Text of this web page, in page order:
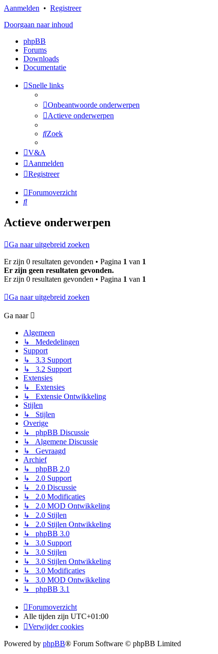
Aanmelden • Registreer
Doorgaan naar inhoud
phpBB
Forums
Downloads
Documentatie
Snelle links
Onbeantwoorde onderwerpen
Actieve onderwerpen
Zoek
V&A
Aanmelden
Registreer
Forumoverzicht
Zoek
Actieve onderwerpen
Ga naar uitgebreid zoeken
Er zijn 0 resultaten gevonden • Pagina 1 van 1
Er zijn geen resultaten gevonden.
Er zijn 0 resultaten gevonden • Pagina 1 van 1
Ga naar uitgebreid zoeken
Ga naar
Algemeen
↳ Mededelingen
Support
↳ 3.3 Support
↳ 3.2 Support
Extensies
↳ Extensies
↳ Extensie Ontwikkeling
Stijlen
↳ Stijlen
Overige
↳ phpBB Discussie
↳ Algemene Discussie
↳ Gevraagd
Archief
↳ phpBB 2.0
↳ 2.0 Support
↳ 2.0 Discussie
↳ 2.0 Modificaties
↳ 2.0 MOD Ontwikkeling
↳ 2.0 Stijlen
↳ 2.0 Stijlen Ontwikkeling
↳ phpBB 3.0
↳ 3.0 Support
↳ 3.0 Stijlen
↳ 3.0 Stijlen Ontwikkeling
↳ 3.0 Modificaties
↳ 3.0 MOD Ontwikkeling
↳ phpBB 3.1
Forumoverzicht
Alle tijden zijn UTC+01:00
Verwijder cookies
Powered by phpBB® Forum Software © phpBB Limited